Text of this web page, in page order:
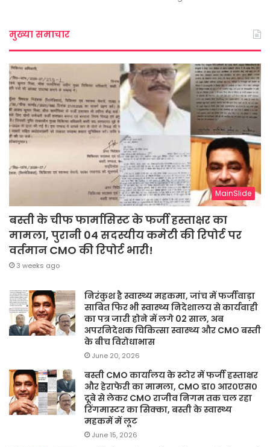
मुख्या समाचार
MainSlide
बस्ती के चीफ फार्मासिस्ट के फर्जी हस्ताक्षर का
मामला, पुरानी 04 सदस्यीय कमेटी की रिपोर्ट पर
वर्तमान CMO की रिपोर्ट भारी!
3 weeks ago
निरंकुश है स्वास्थ्य महकमा, जांच में फर्जीवाड़ा
साबित फिर भी स्वास्थ्य निदेशालय से कार्यवाही
का पत्र जारी होने में लगे 02 साल, अब
अपरनिदेशक चिकित्सा स्वास्थ्य और CMO बस्ती
के बीच विरोधाभास
June 20, 2026
बस्ती CMO कार्यालय के स्टोर में फर्जी हस्ताक्षर
और हेराफेरी का मामला, CMO डा० आर०एस०
दूबे से लेकर CMO राजीव निगम तक चल रहा
रिंगमास्टर का सिक्का, बस्ती के स्वास्थ्य
महकमें में लूट
June 15, 2026